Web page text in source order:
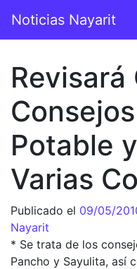
Noticias Nayarit
Revisará
Potable
Varias
Publicado el 09/05/
Nayarit
* Se trata de los
Pancho y Sayulita, así